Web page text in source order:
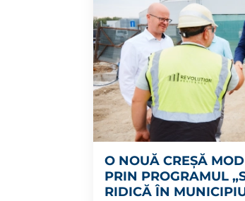
O NOUĂ CREȘĂ
PRIN PROGRAMUL
RIDICĂ ÎN